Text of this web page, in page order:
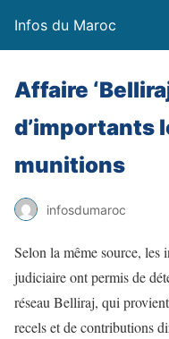
Infos du Maroc
Affaire
d’importants
munitions
infosdumaroc
Selon la même source, les
judiciaire ont permis de
réseau Belliraj, qui
recels et de contributions